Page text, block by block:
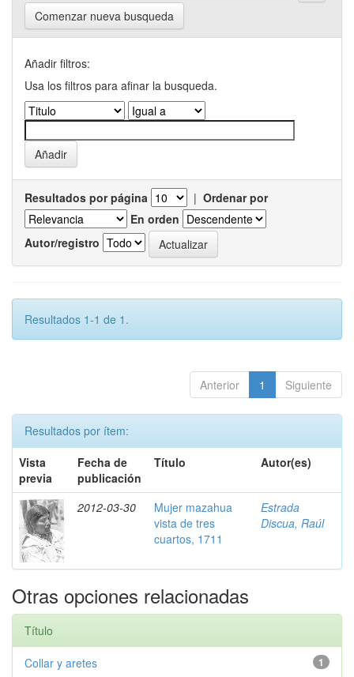
Comenzar nueva busqueda
Añadir filtros:
Usa los filtros para afinar la busqueda.
Resultados por página | Ordenar por
En orden
Autor/registro
Resultados 1-1 de 1.
Anterior 1 Siguiente
Resultados por ítem:
Vista
previa
Fecha de
publicación
Título Autor(es)
2012-03-30
Mujer mazahua
vista de tres
cuartos, 1711
Estrada
Discua, Raúl
Otras opciones relacionadas
Título
1
Collar y aretes